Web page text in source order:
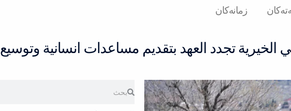
زمانەکان
الخيرية تجدد العهد بتقديم مساعدات انسانية وتوسيع